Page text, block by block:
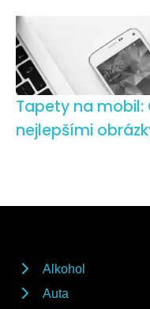
Tapety na mobil:
nejlepšími
Alkohol
Auta